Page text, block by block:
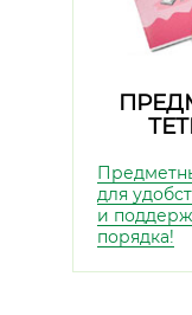
для
и
порядка!